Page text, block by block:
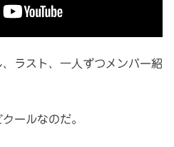
ラスト、一人ずつメンバー紹
ールなのだ。